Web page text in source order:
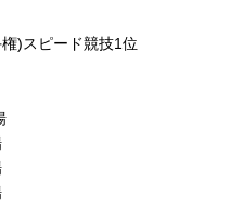
)スピード競技1位